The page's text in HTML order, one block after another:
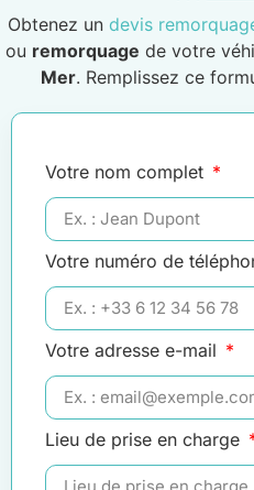
Obtenez un devis
ou remorquage de votre
Mer. Remplissez ce
Votre nom complet
Votre numéro de
Votre adresse e-mail
Lieu de prise en charge